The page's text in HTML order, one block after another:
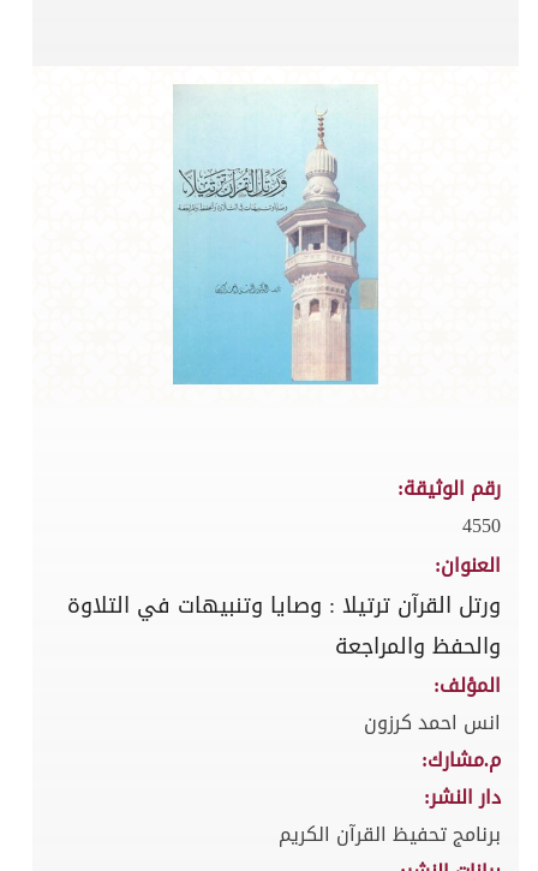
رقم الوثيقة:
4550
العنوان:
ورتل القرآن ترتيلا : وصايا وتنبيهات في التلاوة
والحفظ والمراجعة
المؤلف:
انس احمد كرزون
م.مشارك:
دار النشر:
برنامج تحفيظ القرآن الكريم